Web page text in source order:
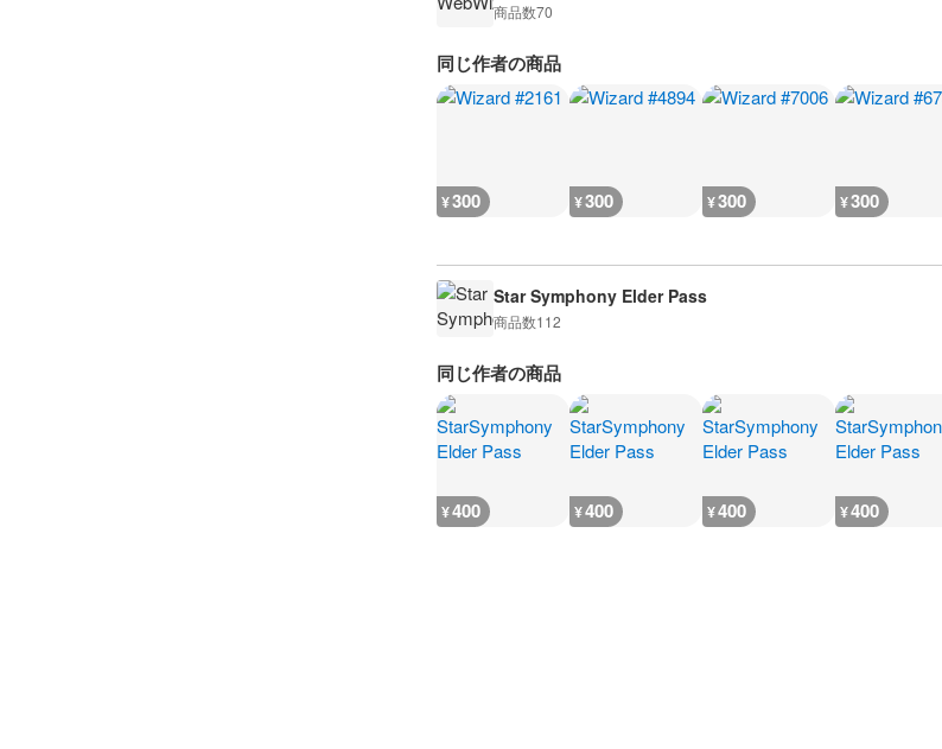
商品数70
同じ作者の商品
¥300 ¥300 ¥300 ¥300
Star Symphony Elder Pass
商品数112
同じ作者の商品
¥400 ¥400 ¥400 ¥400